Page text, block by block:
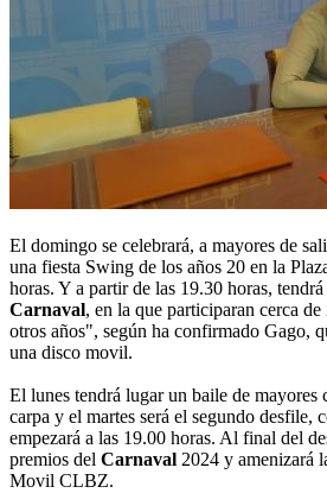
El domingo se celebrará, a mayores de
una fiesta Swing de los años 20 en la
horas. Y a partir de las 19.30 horas,
Carnaval, en la que participaran cerca
otros años", según ha confirmado Gago,
una disco movil.
El lunes tendrá lugar un baile de mayores
carpa y el martes será el segundo desfile,
empezará a las 19.00 horas. Al final del
premios del Carnaval 2024 y amenizará
Movil CLBZ.